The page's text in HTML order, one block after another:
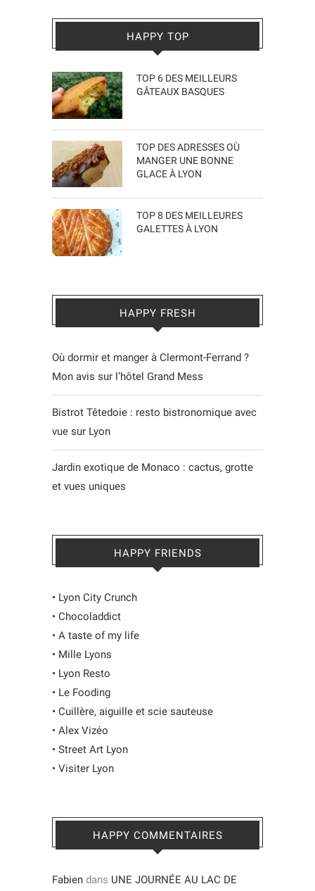
HAPPY TOP
TOP 6 DES MEILLEURS
GÂTEAUX BASQUES
TOP DES ADRESSES OÙ
MANGER UNE BONNE
GLACE À LYON
TOP 8 DES MEILLEURES
GALETTES À LYON
HAPPY FRESH
Où dormir et manger à Clermont-Ferrand ?
Mon avis sur l’hôtel Grand Mess
Bistrot Têtedoie : resto bistronomique avec
vue sur Lyon
Jardin exotique de Monaco : cactus, grotte
et vues uniques
HAPPY FRIENDS
• Lyon City Crunch
• Chocoladdict
• A taste of my life
• Mille Lyons
• Lyon Resto
• Le Fooding
• Cuillère, aiguille et scie sauteuse
• Alex Vizéo
• Street Art Lyon
• Visiter Lyon
HAPPY COMMENTAIRES
Fabien dans UNE JOURNÉE AU LAC DE